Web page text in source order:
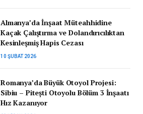
Almanya’da İnşaat Müteahhidine
Kaçak Çalıştırma ve Dolandırıcılıktan
Kesinleşmiş Hapis Cezası
10 ŞUBAT 2026
Romanya’da Büyük Otoyol Projesi:
Sibiu – Pitești Otoyolu Bölüm 3 İnşaatı
Hız Kazanıyor